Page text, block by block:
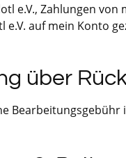
e.V., Zahlungen
auf mein Konto
über
Bearbeitungsgebühr